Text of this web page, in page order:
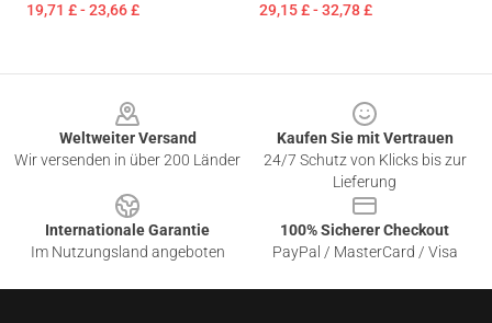
19,71 £ - 23,66 £ 29,15 £ - 32,78 £
Weltweiter Versand
Wir versenden in über 200 Länder
Kaufen Sie mit Vertrauen
24/7 Schutz von Klicks bis zur
Lieferung
Internationale Garantie
Im Nutzungsland angeboten
100% Sicherer Checkout
PayPal / MasterCard / Visa